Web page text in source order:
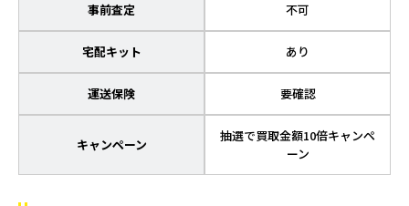
事前査定 不可
宅配キット あり
運送保険 要確認
キャンペーン
抽選で買取金額10倍キャンペ
ーン